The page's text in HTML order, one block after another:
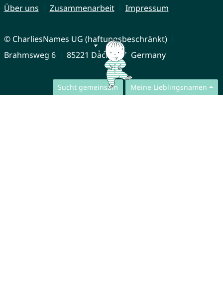
Sucht gemeinsam Meine Lieblingsnamen
Über uns
Zusammenarbeit Impressum
© CharliesNames UG (haftungsbeschränkt)
Brahmsweg 6
85221 Dachau Germany